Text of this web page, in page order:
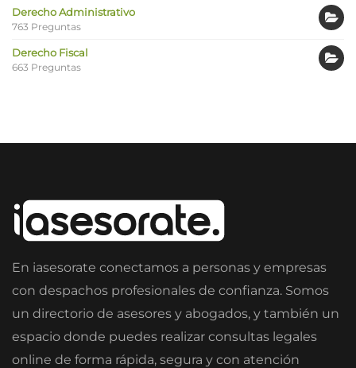
Derecho Administrativo
763 Preguntas
Derecho Fiscal
663 Preguntas
En iasesorate conectamos a personas y empresas
con despachos profesionales de confianza. Somos
un directorio de asesores y abogados, y también un
espacio donde puedes realizar consultas legales
online de forma rápida, segura y con atención